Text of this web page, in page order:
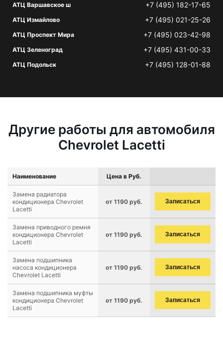
АТЦ Варшавское ш +7 (495) 182-17-65
АТЦ Измайлово +7 (495) 021-25-26
АТЦ Проспект Мира +7 (495) 023-42-98
АТЦ Зеленоград +7 (495) 431-00-33
АТЦ Подольск +7 (495) 128-01-88
Другие работы для автомобиля
Chevrolet Lacetti
Наименование Цена в Руб.
Замена радиатора
кондиционера Chevrolet
Lacetti
от 1190 руб. Записаться
Замена приводного ремня
кондиционера Chevrolet
Lacetti
от 1190 руб. Записаться
Замена подшипника
насоса кондиционера
Chevrolet Lacetti
от 1190 руб. Записаться
Замена подшипника муфты
кондиционера Chevrolet
Lacetti
от 1190 руб. Записаться